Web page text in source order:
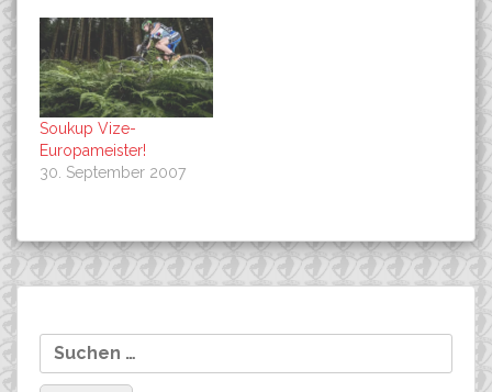
Soukup Vize-
Europameister!
30. September 2007